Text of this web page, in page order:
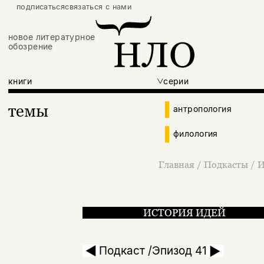
подписатьсясвязаться с нами
новое литературное
обозрение
книги серии
темы антропология
филология
Главная / Подкасты /
ИСТОРИЯ ИДЕЙ
Евгений
Подкаст /Эпизод 41